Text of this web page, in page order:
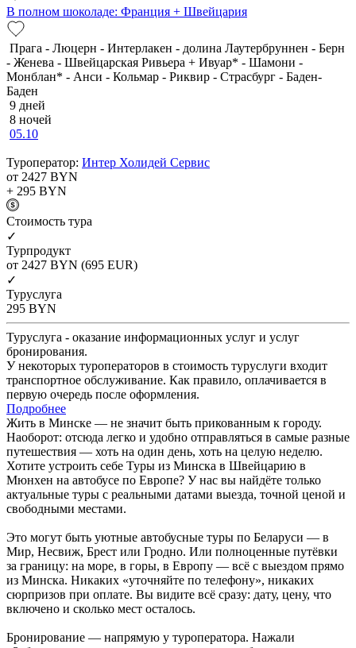
В полном шоколаде: Франция + Швейцария
Прага - Люцерн - Интерлакен - долина Лаутербруннен - Берн
- Женева - Швейцарская Ривьера + Ивуар* - Шамони -
Монблан* - Анси - Кольмар - Риквир - Страсбург - Баден-
Баден
9 дней
8 ночей
05.10
Туроператор: Интер Холидей Сервис
от 2427 BYN
+ 295 BYN
Cтоимость тура
✓
Турпродукт
от 2427 BYN (695 EUR)
✓
Туруслуга
295 BYN
Туруслуга - оказание информационных услуг и услуг
бронирования.
У некоторых туроператоров в стоимость туруслуги входит
транспортное обслуживание. Как правило, оплачивается в
первую очередь после оформления.
Подробнее
Жить в Минске — не значит быть прикованным к городу.
Наоборот: отсюда легко и удобно отправляться в самые разные
путешествия — хоть на один день, хоть на целую неделю.
Хотите устроить себе Туры из Минска в Швейцарию в
Мюнхен на автобусе по Европе? У нас вы найдёте только
актуальные туры с реальными датами выезда, точной ценой и
свободными местами.
Это могут быть уютные автобусные туры по Беларуси — в
Мир, Несвиж, Брест или Гродно. Или полноценные путёвки
за границу: на море, в горы, в Европу — всё с выездом прямо
из Минска. Никаких «уточняйте по телефону», никаких
сюрпризов при оплате. Вы видите всё сразу: дату, цену, что
включено и сколько мест осталось.
Бронирование — напрямую у туроператора. Нажали